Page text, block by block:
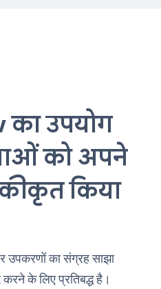
का उपयोग
को अपने
किया
का संग्रह साझा
के लिए प्रतिबद्ध है।